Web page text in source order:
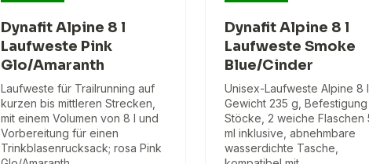
Dynafit Alpine 8 l
Laufweste Pink
Glo/Amaranth
Laufweste für Trailrunning auf
kurzen bis mittleren Strecken,
mit einem Volumen von 8 l und
Vorbereitung für einen
Trinkblasenrucksack; rosa Pink
Dynafit Alpine 8 l
Laufweste Smoke
Blue/Cinder
Unisex-Laufweste Alpine 8 l,
Gewicht 235 g,
Stöcke, 2 weiche Flaschen
ml inklusive, abnehmbare
wasserdichte Tasche,